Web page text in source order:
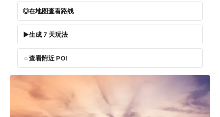
在地图查看路线
生成 7 天玩法
查看附近 POI